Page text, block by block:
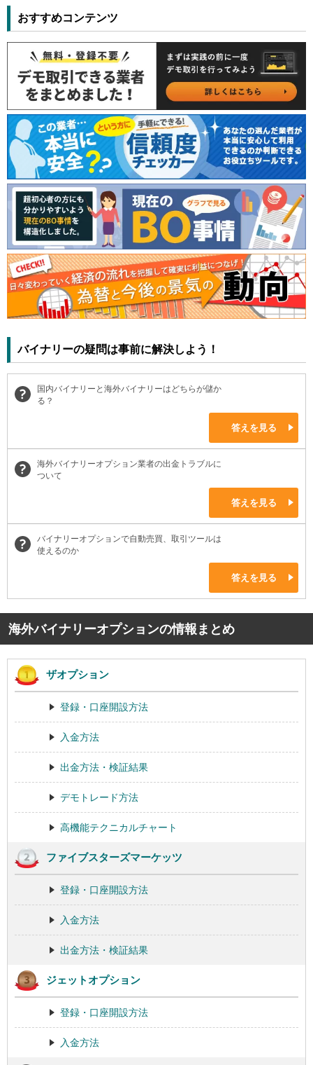
おすすめコンテンツ
バイナリーの疑問は事前に解決しよう！
国内バイナリーと海外バイナリーはどちらが儲か
る？
答えを見る
海外バイナリーオプション業者の出金トラブルに
ついて
答えを見る
バイナリーオプションで自動売買、取引ツールは
使えるのか
答えを見る
海外バイナリーオプションの情報まとめ
ザオプション
登録・口座開設方法
入金方法
出金方法・検証結果
デモトレード方法
高機能テクニカルチャート
ファイブスターズマーケッツ
登録・口座開設方法
入金方法
出金方法・検証結果
ジェットオプション
登録・口座開設方法
入金方法